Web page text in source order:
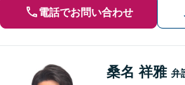
電話でお問い合わせ
桑名 祥雅 弁